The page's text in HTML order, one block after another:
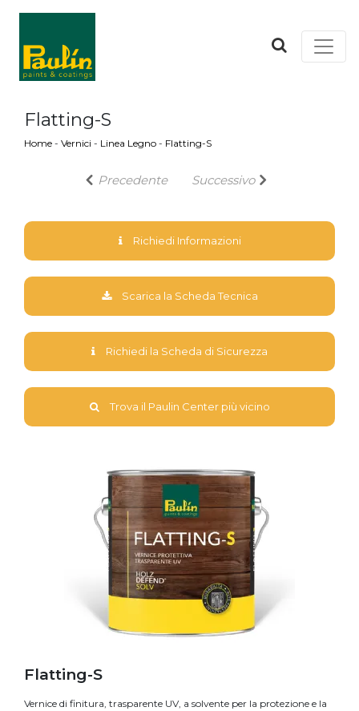
Flatting-S
Home - Vernici - Linea Legno - Flatting-S
Precedente Successivo
Richiedi Informazioni
Scarica la Scheda Tecnica
Richiedi la Scheda di Sicurezza
Trova il Paulin Center più vicino
Flatting-S
Vernice di finitura, trasparente UV, a solvente per la protezione e la